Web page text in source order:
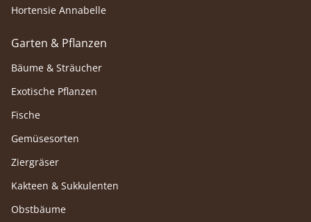
Hortensie Annabelle
Garten & Pflanzen
Bäume & Sträucher
Exotische Pflanzen
Fische
Gemüsesorten
Ziergräser
Kakteen & Sukkulenten
Obstbäume